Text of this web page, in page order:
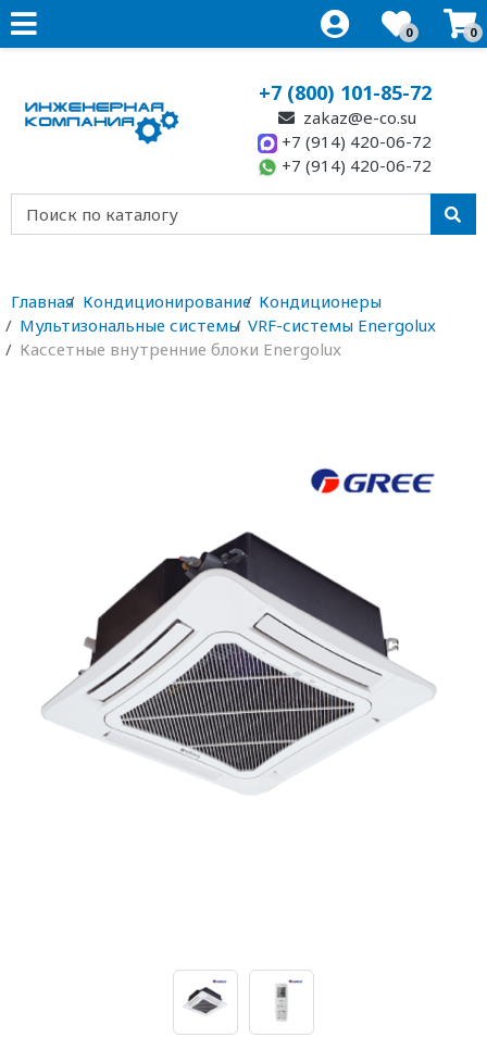
0 0
+7 (800) 101-85-72
zakaz@e-co.su
+7 (914) 420-06-72
+7 (914) 420-06-72
Главная Кондиционирование Кондиционеры
Мультизональные системы VRF-системы Energolux
Кассетные внутренние блоки Energolux